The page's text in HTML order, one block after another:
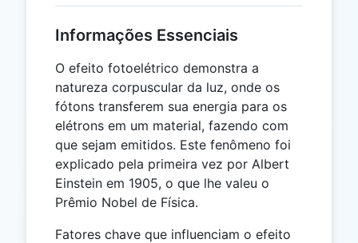
Informações Essenciais
O efeito fotoelétrico demonstra a
natureza corpuscular da luz, onde os
fótons transferem sua energia para os
elétrons em um material, fazendo com
que sejam emitidos. Este fenômeno foi
explicado pela primeira vez por Albert
Einstein em 1905, o que lhe valeu o
Prêmio Nobel de Física.
Fatores chave que influenciam o efeito